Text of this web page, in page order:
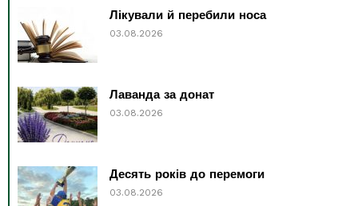
Лікували й перебили носа
03.08.2026
Лаванда за донат
03.08.2026
Десять років до перемоги
03.08.2026